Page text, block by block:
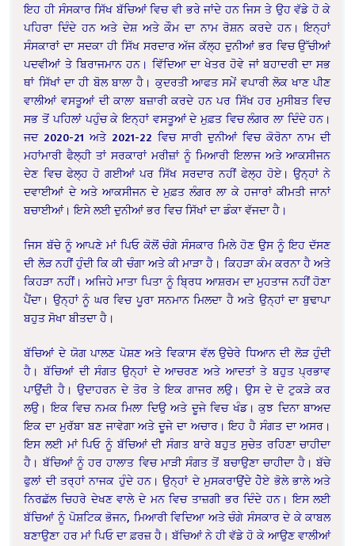
ਇਹ ਹੀ ਸੰਸਕਾਰ ਸਿੱਖ ਬੱਚਿਆਂ ਵਿਚ ਵੀ ਭਰੇ ਜਾਂਦੇ ਹਨ ਜਿਸ ਤੇ ਉਹ ਵੱਡੇ ਹੋ ਕੇ
ਪਹਿਰਾ ਦਿੰਦੇ ਹਨ ਅਤੇ ਦੇਸ਼ ਅਤੇ ਕੌਮ ਦਾ ਨਾਮ ਰੋਸ਼ਨ ਕਰਦੇ ਹਨ। ਇਨ੍ਹਾਂ
ਸੰਸਕਾਰਾਂ ਦਾ ਸਦਕਾ ਹੀ ਸਿੱਖ ਸਰਦਾਰ ਅੱਜ ਕੱਲ੍ਹ ਦੁਨੀਆਂ ਭਰ ਵਿਚ ਉੱਚੀਆਂ
ਪਦਵੀਆਂ ਤੇ ਬਿਰਾਜਮਾਨ ਹਨ। ਵਿੱਦਿਆ ਦਾ ਖੇਤਰ ਹੋਵੇ ਜਾਂ ਬਹਾਦਰੀ ਦਾ ਸਭ
ਥਾਂ ਸਿੱਖਾਂ ਦਾ ਹੀ ਬੋਲ ਬਾਲਾ ਹੈ। ਕੁਦਰਤੀ ਆਫਤ ਸਮੇਂ ਵਪਾਰੀ ਲੋਕ ਖਾਣ ਪੀਣ
ਵਾਲੀਆਂ ਵਸਤੂਆਂ ਦੀ ਕਾਲਾ ਬਜ਼ਾਰੀ ਕਰਦੇ ਹਨ ਪਰ ਸਿੱਖ ਹਰ ਮੁਸੀਬਤ ਵਿਚ
ਸਭ ਤੋਂ ਪਹਿਲਾਂ ਪਹੁੰਚ ਕੇ ਇਨ੍ਹਾਂ ਵਸਤੂਆਂ ਦੇ ਮੁਫ਼ਤ ਵਿਚ ਲੰਗਰ ਲਾ ਦਿੰਦੇ ਹਨ।
ਜਦ 2020-21 ਅਤੇ 2021-22 ਵਿਚ ਸਾਰੀ ਦੁਨੀਆਂ ਵਿਚ ਕੋਰੋਨਾ ਨਾਮ ਦੀ
ਮਹਾਂਮਾਰੀ ਫੈਲ੍ਹੀ ਤਾਂ ਸਰਕਾਰਾਂ ਮਰੀਜ਼ਾਂ ਨੂੰ ਮਿਆਰੀ ਇਲਾਜ ਅਤੇ ਆਕਸੀਜਨ
ਦੇਣ ਵਿਚ ਫੇਲ੍ਹ ਹੋ ਗਈਆਂ ਪਰ ਸਿੱਖ ਸਰਦਾਰ ਨਹੀਂ ਫੇਲ੍ਹ ਹੋਏ। ਉਨ੍ਹਾਂ ਨੇ
ਦਵਾਈਆਂ ਦੇ ਅਤੇ ਆਕਸੀਜਨ ਦੇ ਮੁਫ਼ਤ ਲੰਗਰ ਲਾ ਕੇ ਹਜਾਰਾਂ ਕੀਮਤੀ ਜਾਨਾਂ
ਬਚਾਈਆਂ। ਇਸੇ ਲਈ ਦੁਨੀਆਂ ਭਰ ਵਿਚ ਸਿੱਖਾਂ ਦਾ ਡੰਕਾ ਵੱਜਦਾ ਹੈ।
ਜਿਸ ਬੱਚੇ ਨੂੰ ਆਪਣੇ ਮਾਂ ਪਿਓ ਕੋਲੋਂ ਚੰਗੇ ਸੰਸਕਾਰ ਮਿਲੇ ਹੋਣ ਉਸ ਨੂੰ ਇਹ ਦੱਸਣ
ਦੀ ਲੋੜ ਨਹੀਂ ਹੁੰਦੀ ਕਿ ਕੀ ਚੰਗਾ ਅਤੇ ਕੀ ਮਾੜਾ ਹੈ। ਕਿਹੜਾ ਕੰਮ ਕਰਨਾ ਹੈ ਅਤੇ
ਕਿਹੜਾ ਨਹੀਂ। ਅਜਿਹੇ ਮਾਤਾ ਪਿਤਾ ਨੂੰ ਬ੍ਰਿਧ ਆਸ਼ਰਮ ਦਾ ਮੁਹਤਾਜ ਨਹੀਂ ਹੋਣਾ
ਪੈਂਦਾ। ਉਨ੍ਹਾਂ ਨੂੰ ਘਰ ਵਿਚ ਪੂਰਾ ਸਨਮਾਨ ਮਿਲਦਾ ਹੈ ਅਤੇ ਉਨ੍ਹਾਂ ਦਾ ਬੁਢਾਪਾ
ਬਹੁਤ ਸੋਖਾ ਬੀਤਦਾ ਹੈ।
ਬੱਚਿਆਂ ਦੇ ਯੋਗ ਪਾਲਣ ਪੋਸ਼ਣ ਅਤੇ ਵਿਕਾਸ ਵੱਲ ਉਚੇਰੇ ਧਿਆਨ ਦੀ ਲੋੜ ਹੁੰਦੀ
ਹੈ। ਬੱਚਿਆਂ ਦੀ ਸੰਗਤ ਉਨ੍ਹਾਂ ਦੇ ਆਚਰਣ ਅਤੇ ਆਦਤਾਂ ਤੇ ਬਹੁਤ ਪ੍ਰਭਾਵ
ਪਾਉਂਦੀ ਹੈ। ਉਦਾਹਰਨ ਦੇ ਤੋਰ ਤੇ ਇਕ ਗਾਜਰ ਲਉ। ਉਸ ਦੇ ਦੋ ਟੁਕੜੇ ਕਰ
ਲਉ। ਇਕ ਵਿਚ ਨਮਕ ਮਿਲਾ ਦਿਉ ਅਤੇ ਦੂਜੇ ਵਿਚ ਖੰਡ। ਕੁਝ ਦਿਨਾ ਬਾਅਦ
ਇਕ ਦਾ ਮੁਰੱਬਾ ਬਣ ਜਾਵੇਗਾ ਅਤੇ ਦੂਜੇ ਦਾ ਅਚਾਰ। ਇਹ ਹੈ ਸੰਗਤ ਦਾ ਅਸਰ।
ਇਸ ਲਈ ਮਾਂ ਪਿਓ ਨੂੰ ਬੱਚਿਆਂ ਦੀ ਸੰਗਤ ਬਾਰੇ ਬਹੁਤ ਸੁਚੇਤ ਰਹਿਣਾ ਚਾਹੀਦਾ
ਹੈ। ਬੱਚਿਆਂ ਨੂੰ ਹਰ ਹਾਲਾਤ ਵਿਚ ਮਾੜੀ ਸੰਗਤ ਤੋਂ ਬਚਾਉਣਾ ਚਾਹੀਦਾ ਹੈ। ਬੱਚੇ
ਫੁਲਾਂ ਦੀ ਤਰ੍ਹਾਂ ਨਾਜਕ ਹੁੰਦੇ ਹਨ। ਉਨ੍ਹਾਂ ਦੇ ਮੁਸਕਰਾਉਂਦੇ ਹੋੇਏ ਭੋਲੇ ਭਾਲੇ ਅਤੇ
ਨਿਰਛੱਲ ਚਿਹਰੇ ਦੇਖਣ ਵਾਲੇ ਦੇ ਮਨ ਵਿਚ ਤਾਜ਼ਗੀ ਭਰ ਦਿੰਦੇ ਹਨ। ਇਸ ਲਈ
ਬੱਚਿਆਂ ਨੂੰ ਪੋਸ਼ਟਿਕ ਭੋਜਨ, ਮਿਆਰੀ ਵਿਦਿਆ ਅਤੇ ਚੰਗੇ ਸੰਸਕਾਰ ਦੇ ਕੇ ਕਾਬਲ
ਬਣਾਉਣਾ ਹਰ ਮਾਂ ਪਿਓ ਦਾ ਫ਼ਰਜ਼ ਹੈ। ਬੱਚਿਆਂ ਨੇ ਹੀ ਵੱਡੇ ਹੋ ਕੇ ਆਉਣ ਵਾਲੀਆਂ